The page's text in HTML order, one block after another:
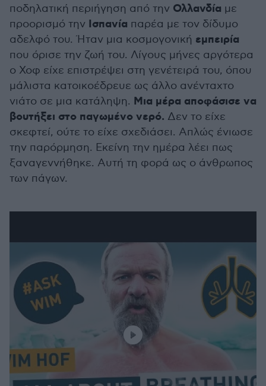
ποδηλατική περιήγηση από την Ολλανδία με
προορισμό την Ισπανία παρέα με τον δίδυμο
αδελφό του. Ήταν μια κοσμογονική εμπειρία
που όρισε την ζωή του. Λίγους μήνες αργότερα
ο Χοφ είχε επιστρέψει στη γενέτειρά του, όπου
μάλιστα κατοικοέδρευε ως άλλο ανένταχτο
νιάτο σε μια κατάληψη. Μια μέρα αποφάσισε να
βουτήξει στο παγωμένο νερό. Δεν το είχε
σκεφτεί, ούτε το είχε σχεδιάσει. Απλώς ένιωσε
την παρόρμηση. Εκείνη την ημέρα λέει πως
ξαναγεννήθηκε. Αυτή τη φορά ως ο άνθρωπος
των πάγων.